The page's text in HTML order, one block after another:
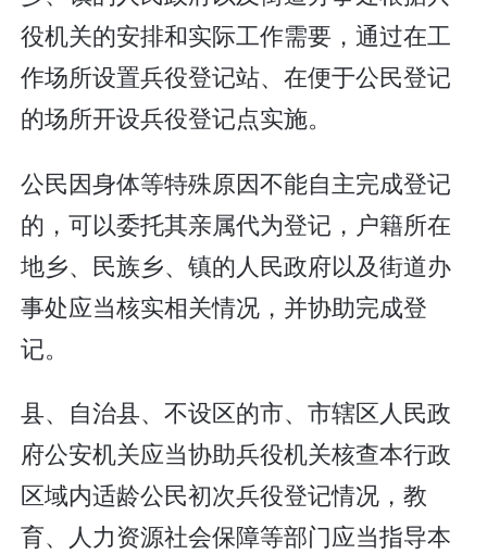
役机关的安排和实际工作需要，通过在工
作场所设置兵役登记站、在便于公民登记
的场所开设兵役登记点实施。
公民因身体等特殊原因不能自主完成登记
的，可以委托其亲属代为登记，户籍所在
地乡、民族乡、镇的人民政府以及街道办
事处应当核实相关情况，并协助完成登
记。
县、自治县、不设区的市、市辖区人民政
府公安机关应当协助兵役机关核查本行政
区域内适龄公民初次兵役登记情况，教
育、人力资源社会保障等部门应当指导本